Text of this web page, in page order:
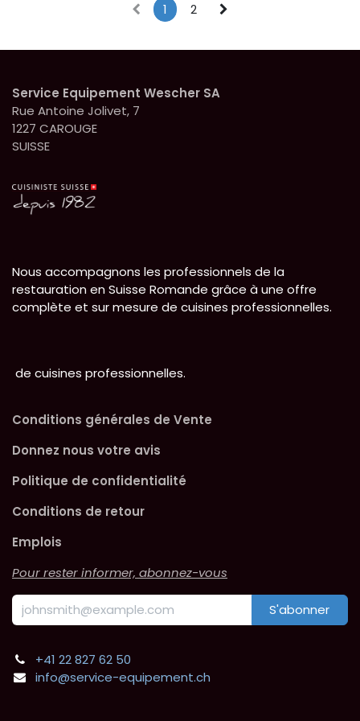
(715 sans pieds).
Poids (kg) : 59. -
1 2
Service Equipement Wescher SA
Rue Antoine Jolivet, 7
1227 CAROUGE
SUISSE
Nous accompagnons les professionnels de la
restauration en Suisse Romande grâce à une offre
complète et sur mesure de cuisines professionnelles.
de cuisines professionnelles.
Conditions générales de Vente
Donnez nous votre avis
Politique de confidentialité
Conditions de retour
Emplois
Pour rester informer, abonnez-vous
S'abonner
+41 22 827 62 50
info@service-equipement.ch